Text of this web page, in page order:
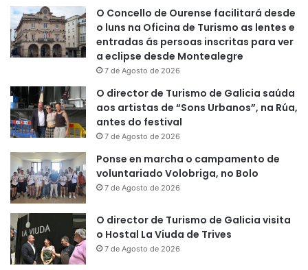
O Concello de Ourense facilitará desde
o luns na Oficina de Turismo as lentes e
entradas ás persoas inscritas para ver
a eclipse desde Montealegre
7 de Agosto de 2026
O director de Turismo de Galicia saúda
aos artistas de “Sons Urbanos”, na Rúa,
antes do festival
7 de Agosto de 2026
Ponse en marcha o campamento de
voluntariado Volobriga, no Bolo
7 de Agosto de 2026
O director de Turismo de Galicia visita
o Hostal La Viuda de Trives
7 de Agosto de 2026